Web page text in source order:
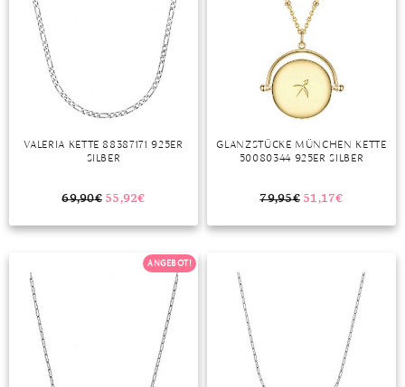
VALERIA KETTE 88387171 925ER
SILBER
69,90€ 55,92€
GLANZSTÜCKE MÜNCHEN KETTE
50080344 925ER SILBER
79,95€ 51,17€
ANGEBOT!